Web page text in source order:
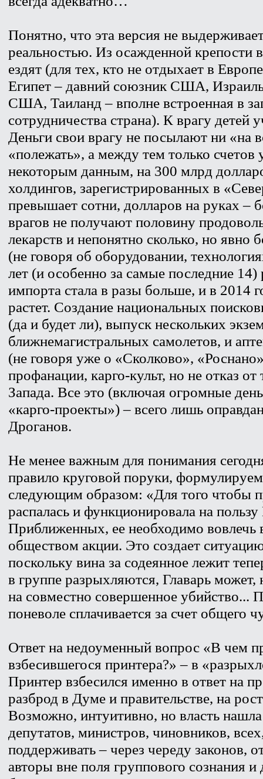
Понятно, что эта версия не
реальностью. Из осажденной крепости
ездят (для тех, кто не отдыхает в
Египет – давний союзник США,
США, Таиланд – вполне встроенная в
сотрудничества страна). К врагу детей
Деньги свои врагу не посылают ни «на
«полежать», а между тем только
некоторым данным, на 300 млрд
холдингов, зарегистрированных в
превышает сотни, долларов на руках –
врагов не получают половину
лекарств и непонятно сколько, но
(не говоря об оборудовании,
лет (и особенно за самые последние 14)
импорта стала в разы больше, и в 2014
растет. Создание национальных
(да и будет ли), выпуск нескольких
ближнемагистральных самолетов, и
(не говоря уже о «Сколково»,
профанации, карго-культ, но не отказ
Запада. Все это (включая огромные
«карго-проекты») – всего лишь
Дроганов.
Не менее важным для понимания
правило круговой поруки,
следующим образом: «Для того чтобы
распалась и функционировала на
Приближенных, ее необходимо
обществом акции. Это создает
поскольку вина за содеянное лежит
в группе разрыхляются, Главарь
на совместно совершенное убийство...
поневоле сплачивается за счет общего
Ответ на недоуменный вопрос «В чем
взбесившегося принтера?» – в
Принтер взбесился именно в ответ на
разброд в Думе и правительстве, на
Возможно, интуитивно, но власть
депутатов, министров, чиновников,
поддерживать – через череду законов,
авторы вне поля группового сознания